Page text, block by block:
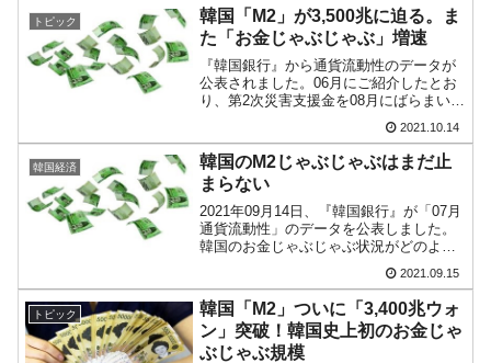
突破。以下のとおりM2は拡大を続けてき
まし...
トピック
韓国「M2」が3,500兆に迫る。ま
た「お金じゃぶじゃぶ」増速
『韓国銀行』から通貨流動性のデータが
公表されました。06月にご紹介したとお
り、第2次災害支援金を08月にばらまいた
しました。⇒参照・引用元：『韓国銀
行』公式サイト「2021年8月中の通貨流
動性」08月の韓...
2021.10.14
韓国経済
韓国のM2じゃぶじゃぶはまだ止
まらない
2021年09月14日、『韓国銀行』が「07月
通貨流動性」のデータを公表しました。
韓国のお金じゃぶじゃぶ状況がどのよう
ご覧ください。市中にあるお金の量を示
す「M2」は「3,443兆8,608億ウォン」に
達...
2021.09.15
トピック
韓国「M2」ついに「3,400兆ウォ
ン」突破！韓国史上初のお金じゃ
ぶじゃぶ規模